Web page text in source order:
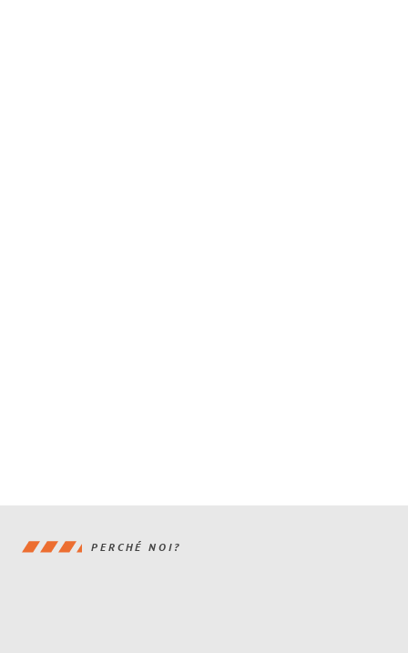
PERCHÉ NOI?